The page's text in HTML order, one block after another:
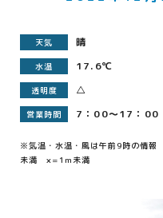
天気 晴
水温 17.6℃
透明度 △
営業時間 7：00～17：00
※気温・水温・風は午前9時の
未満 ×=1m未満